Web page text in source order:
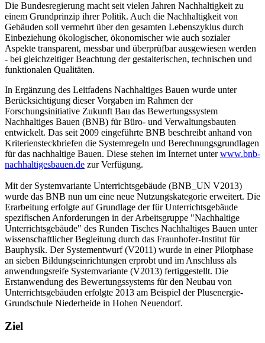
Die Bundesregierung macht seit vielen Jahren Nachhaltigkeit zu
einem Grundprinzip ihrer Politik. Auch die Nachhaltigkeit von
Gebäuden soll vermehrt über den gesamten Lebenszyklus durch
Einbeziehung ökologischer, ökonomischer wie auch sozialer
Aspekte transparent, messbar und überprüfbar ausgewiesen werden
- bei gleichzeitiger Beachtung der gestalterischen, technischen und
funktionalen Qualitäten.
In Ergänzung des Leitfadens Nachhaltiges Bauen wurde unter
Berücksichtigung dieser Vorgaben im Rahmen der
Forschungsinitiative Zukunft Bau das Bewertungssystem
Nachhaltiges Bauen (BNB) für Büro- und Verwaltungsbauten
entwickelt. Das seit 2009 eingeführte BNB beschreibt anhand von
Kriteriensteckbriefen die Systemregeln und Berechnungsgrundlagen
für das nachhaltige Bauen. Diese stehen im Internet unterwww.bnb-
nachhaltigesbauen.de zur Verfügung.
Mit der Systemvariante Unterrichtsgebäude (BNB_UN V2013)
wurde das BNB nun um eine neue Nutzungskategorie erweitert. Die
Erarbeitung erfolgte auf Grundlage der für Unterrichtsgebäude
spezifischen Anforderungen in der Arbeitsgruppe "Nachhaltige
Unterrichtsgebäude" des Runden Tisches Nachhaltiges Bauen unter
wissenschaftlicher Begleitung durch das Fraunhofer-Institut für
Bauphysik. Der Systementwurf (V2011) wurde in einer Pilotphase
an sieben Bildungseinrichtungen erprobt und im Anschluss als
anwendungsreife Systemvariante (V2013) fertiggestellt. Die
Erstanwendung des Bewertungssystems für den Neubau von
Unterrichtsgebäuden erfolgte 2013 am Beispiel der Plusenergie-
Grundschule Niederheide in Hohen Neuendorf.
Ziel